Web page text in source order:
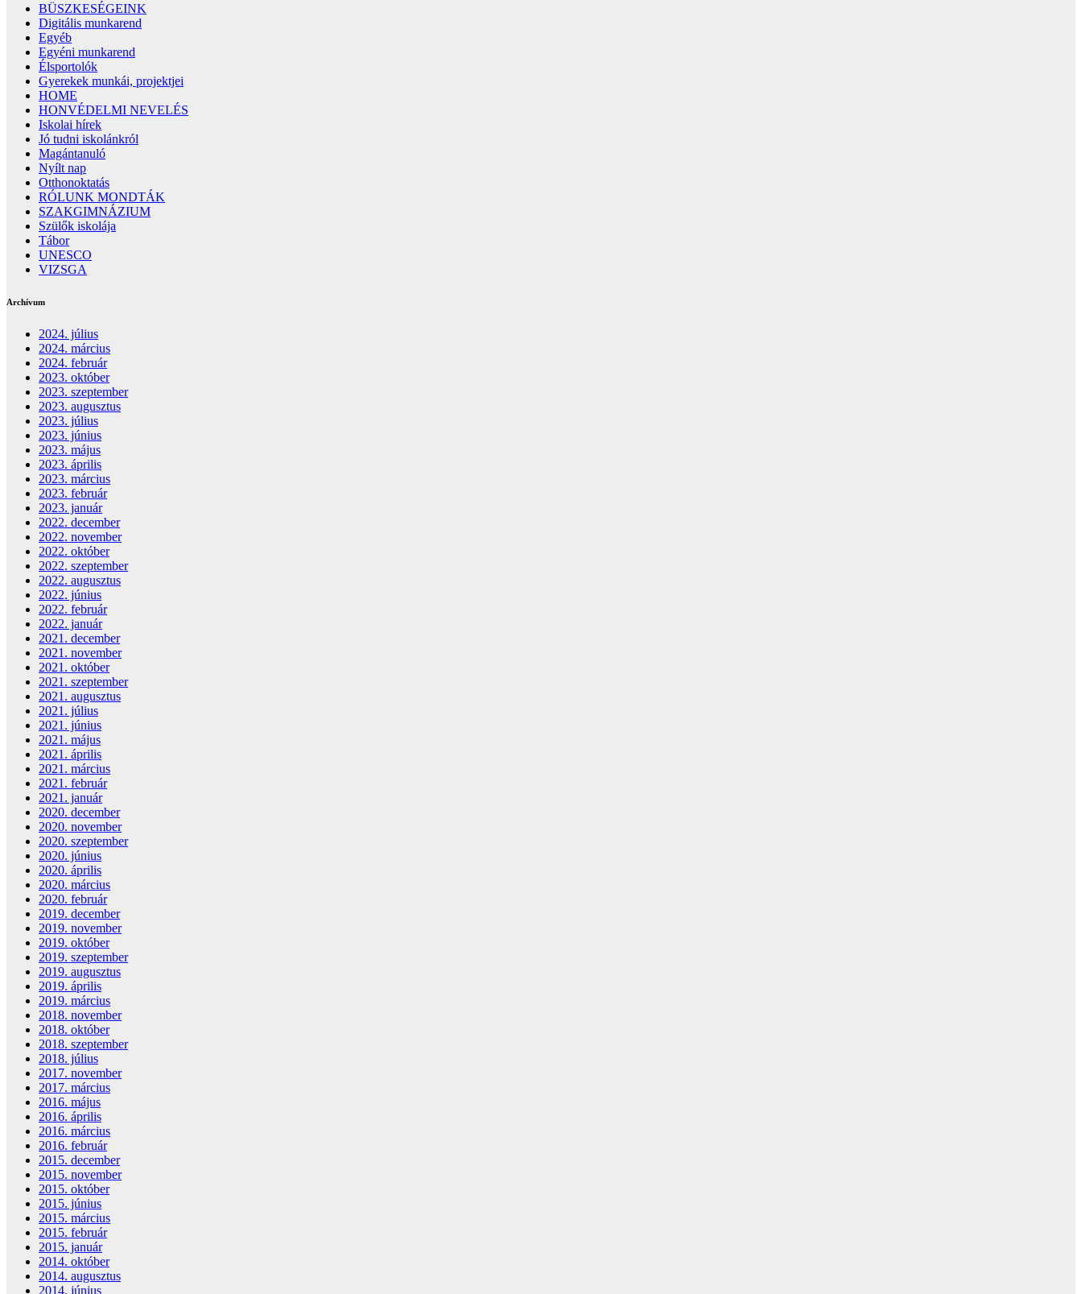
BÜSZKESÉGEINK
Digitális munkarend
Egyéb
Egyéni munkarend
Élsportolók
Gyerekek munkái, projektjei
HOME
HONVÉDELMI NEVELÉS
Iskolai hírek
Jó tudni iskolánkról
Magántanuló
Nyílt nap
Otthonoktatás
RÓLUNK MONDTÁK
SZAKGIMNÁZIUM
Szülők iskolája
Tábor
UNESCO
VIZSGA
Archívum
2024. július
2024. március
2024. február
2023. október
2023. szeptember
2023. augusztus
2023. július
2023. június
2023. május
2023. április
2023. március
2023. február
2023. január
2022. december
2022. november
2022. október
2022. szeptember
2022. augusztus
2022. június
2022. február
2022. január
2021. december
2021. november
2021. október
2021. szeptember
2021. augusztus
2021. július
2021. június
2021. május
2021. április
2021. március
2021. február
2021. január
2020. december
2020. november
2020. szeptember
2020. június
2020. április
2020. március
2020. február
2019. december
2019. november
2019. október
2019. szeptember
2019. augusztus
2019. április
2019. március
2018. november
2018. október
2018. szeptember
2018. július
2017. november
2017. március
2016. május
2016. április
2016. március
2016. február
2015. december
2015. november
2015. október
2015. június
2015. március
2015. február
2015. január
2014. október
2014. augusztus
2014. június